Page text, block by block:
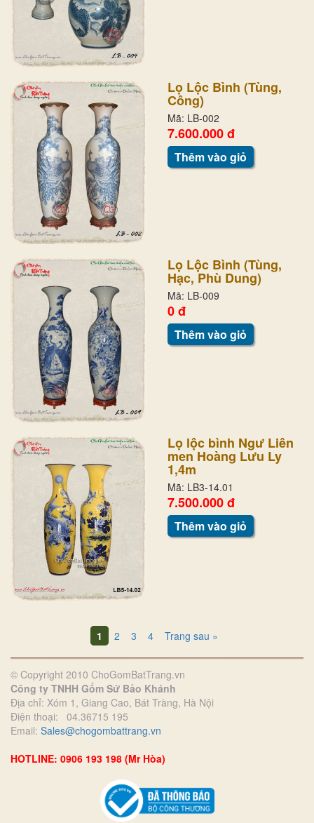
Lọ Lộc Bình (Tùng,
Công)
Mã: LB-002
7.600.000 đ
Thêm vào giỏ
Lọ Lộc Bình (Tùng,
Hạc, Phù Dung)
Mã: LB-009
0 đ
Thêm vào giỏ
Lọ lộc bình Ngư Liên
men Hoàng Lưu Ly
1,4m
Mã: LB3-14.01
7.500.000 đ
Thêm vào giỏ
1 2 3 4 Trang sau »
© Copyright 2010 ChoGomBatTrang.vn
Công ty TNHH Gốm Sứ Bảo Khánh
Địa chỉ: Xóm 1, Giang Cao, Bát Tràng, Hà Nội
Điện thoại: 04.36715 195
Email: Sales@chogombattrang.vn
HOTLINE: 0906 193 198 (Mr Hòa)